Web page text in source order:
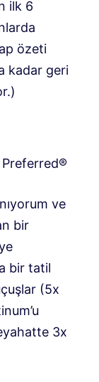
ilk 6
özeti
kadar geri
Preferred®
ve
bir
bir tatil
(5x
3x